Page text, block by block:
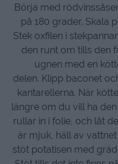
Börja med
på 180 grader. Skala
Stek oxfilen i
den runt om tills den
ugnen med en
delen. Klipp baconet
kantarellerna. När
längre om du vill ha
rullar in i folie, och låt
är mjuk, häll av
stöt potatisen med